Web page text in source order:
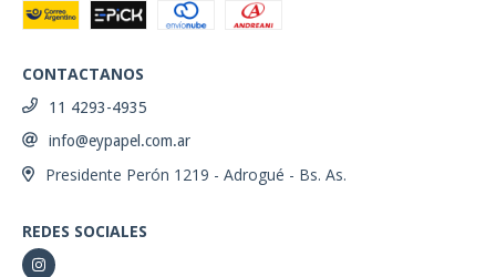
CONTACTANOS
11 4293-4935
info@eypapel.com.ar
Presidente Perón 1219 - Adrogué - Bs. As.
REDES SOCIALES